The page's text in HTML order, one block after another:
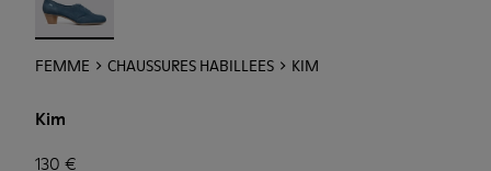
FEMME CHAUSSURES HABILLEES KIM
Kim
130 €